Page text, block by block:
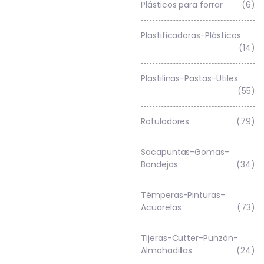
Plásticos para forrar (6)
Plastificadoras-Plásticos
(14)
Plastilinas-Pastas-Utiles
(55)
Rotuladores (79)
Sacapuntas-Gomas-
Bandejas
(34)
Témperas-Pinturas-
Acuarelas
(73)
Tijeras-Cutter-Punzón-
Almohadillas
(24)